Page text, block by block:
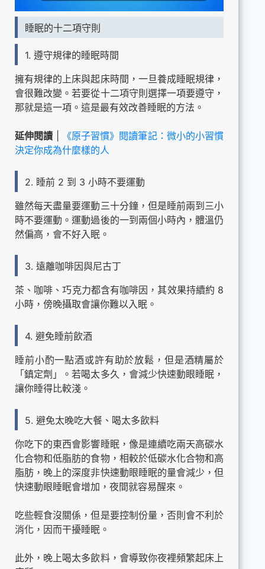
睡眠的十二項守則
1. 遵守規律的睡眠時間
擁有規律的上床與起床時間，一旦養成睡眠規律，
會很難改變。若要從十二項守則選擇一項要遵守，
那就是這一項。這是最有效改善睡眠的方法。
延伸閱讀
《原子習慣》閱讀筆記：微小的小習慣
決定你成為什麼樣的人
2. 睡前 2 到 3 小時不要運動
雖然每天盡量要運動三十分鐘，但是睡前兩到三小
時不要運動。運動過後的一到兩個小時內，體溫仍
然偏高，會不好入眠。
3. 遠離咖啡因與尼古丁
茶、咖啡、巧克力都含有咖啡因，其效果持續約 8
小時，傍晚攝取會讓你難以入眠。
4. 避免睡前飲酒
睡前小酌一點酒或許有助於放鬆，但是酒精屬於
「鎮定劑」。若喝太多久，會減少快速動眼睡眠，
讓你睡得比較淺。
5. 避免太晚吃大餐、喝太多飲料
你吃下的東西會影響睡眠，像是連續吃兩天高碳水
化合物和低脂肪的食物，相較於低碳水化合物和高
脂肪，晚上的深度非快速動眼睡眠的量會減少，但
快速動眼睡眠會增加，夜間就容易醒來。
吃些輕食沒關係，但是要控制份量，否則會不利於
消化，因而干擾睡眠。
此外，晚上喝太多飲料，會導致你夜裡頻繁起床上